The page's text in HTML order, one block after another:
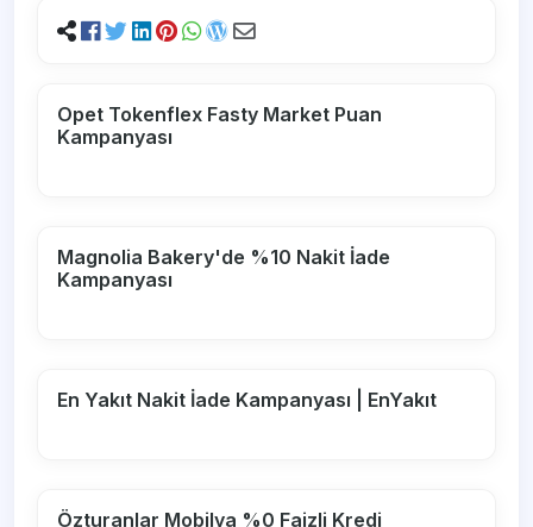
Opet Tokenflex Fasty Market Puan
Kampanyası
Magnolia Bakery'de %10 Nakit İade
Kampanyası
En Yakıt Nakit İade Kampanyası | EnYakıt
Özturanlar Mobilya %0 Faizli Kredi